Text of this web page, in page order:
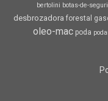
bertolini botas-de-
desbrozadora forestal
oleo-mac poda